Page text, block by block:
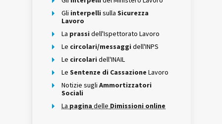
Gli interpelli sulla Sicurezza
Lavoro
La prassi dell'Ispettorato Lavoro
Le circolari/messaggi dell'INPS
Le circolari dell'INAIL
Le Sentenze di Cassazione Lavoro
Notizie sugli Ammortizzatori
Sociali
La pagina delle Dimissioni online